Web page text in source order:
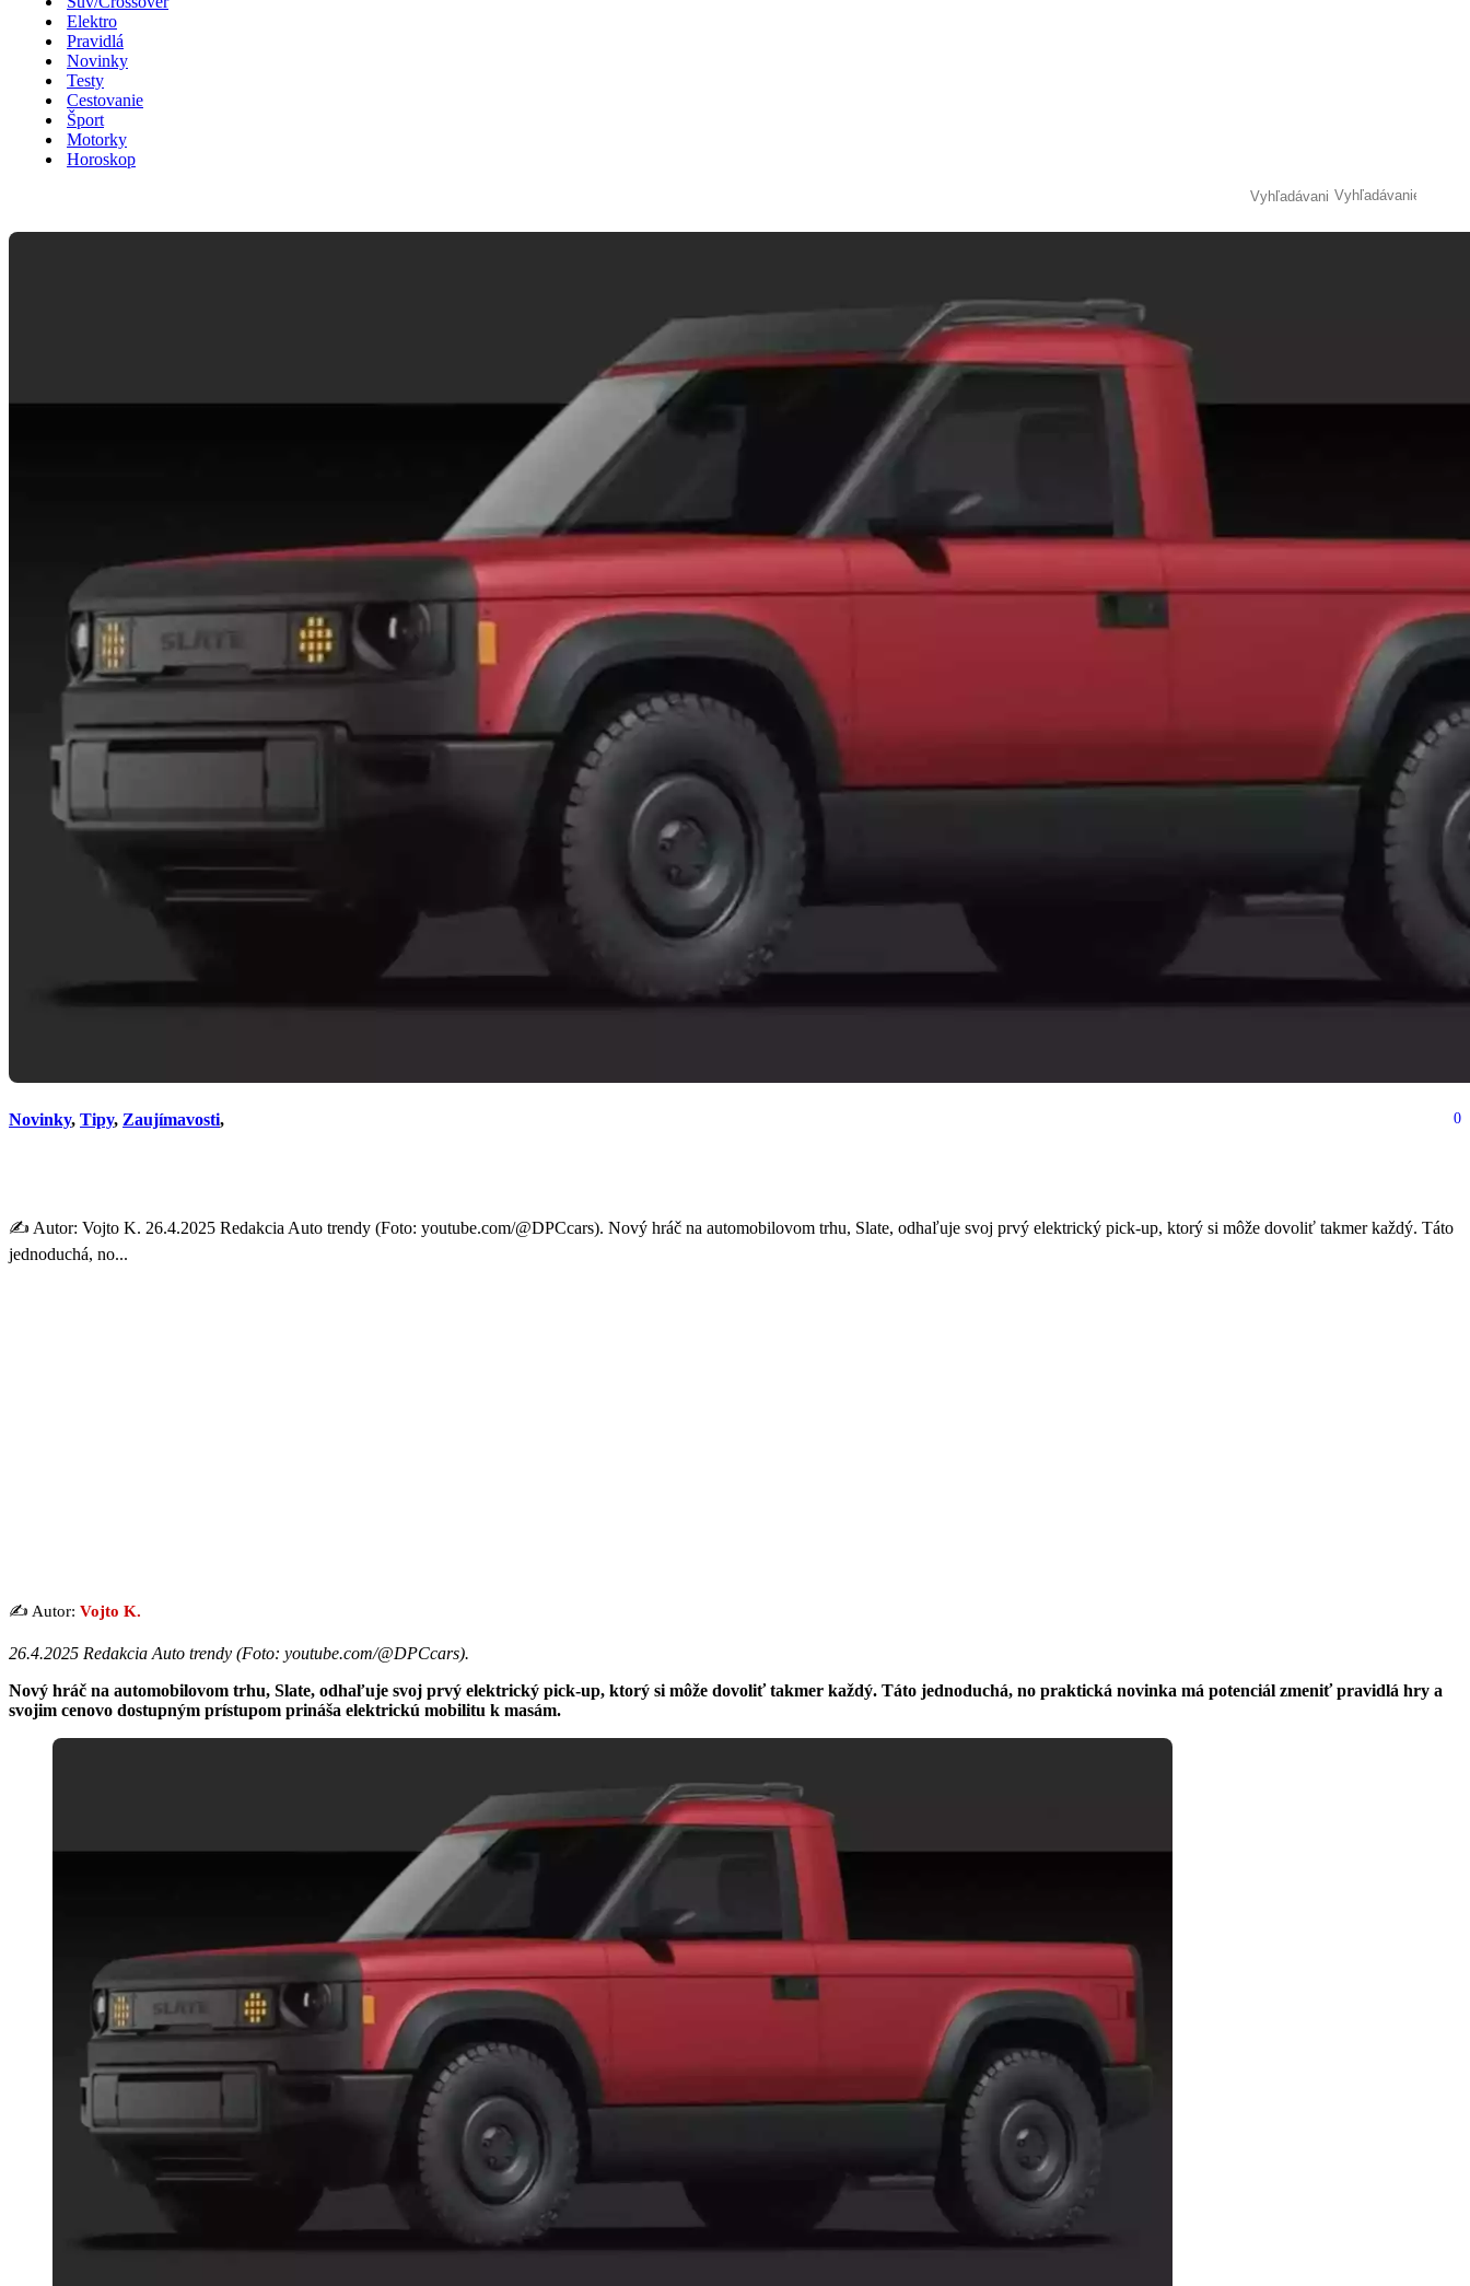
Elektro
Pravidlá
Novinky
Testy
Cestovanie
Šport
Motorky
Horoskop
Novinky, Tipy, Zaujímavosti, 0
✍️ Autor: Vojto K. 26.4.2025 Redakcia Auto trendy (Foto: youtube.com/@DPCcars). Nový hráč na automobilovom trhu, Slate, odhaľuje svoj prvý elektrický pick-up, ktorý si môže dovoliť takmer každý. Táto
jednoduchá, no...
✍️ Autor: Vojto K.
26.4.2025 Redakcia Auto trendy (Foto: youtube.com/@DPCcars).
Nový hráč na automobilovom trhu, Slate, odhaľuje svoj prvý elektrický pick-up, ktorý si môže dovoliť takmer každý. Táto jednoduchá, no praktická novinka má potenciál zmeniť pravidlá hry a
svojim cenovo dostupným prístupom prináša elektrickú mobilitu k masám.